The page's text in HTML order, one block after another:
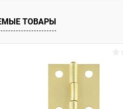
ТОВАРЫ